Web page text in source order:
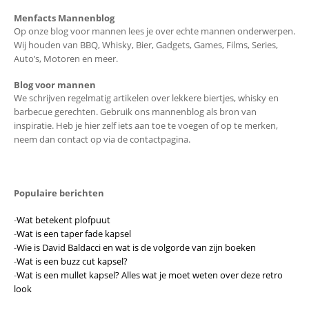
Menfacts Mannenblog
Op onze blog voor mannen lees je over echte mannen onderwerpen.
Wij houden van BBQ, Whisky, Bier, Gadgets, Games, Films, Series,
Auto’s, Motoren en meer.
Blog voor mannen
We schrijven regelmatig artikelen over lekkere biertjes, whisky en
barbecue gerechten. Gebruik ons mannenblog als bron van
inspiratie. Heb je hier zelf iets aan toe te voegen of op te merken,
neem dan contact op via de contactpagina.
Populaire berichten
-Wat betekent plofpuut
-Wat is een taper fade kapsel
-Wie is David Baldacci en wat is de volgorde van zijn boeken
-Wat is een buzz cut kapsel?
-Wat is een mullet kapsel? Alles wat je moet weten over deze retro
look